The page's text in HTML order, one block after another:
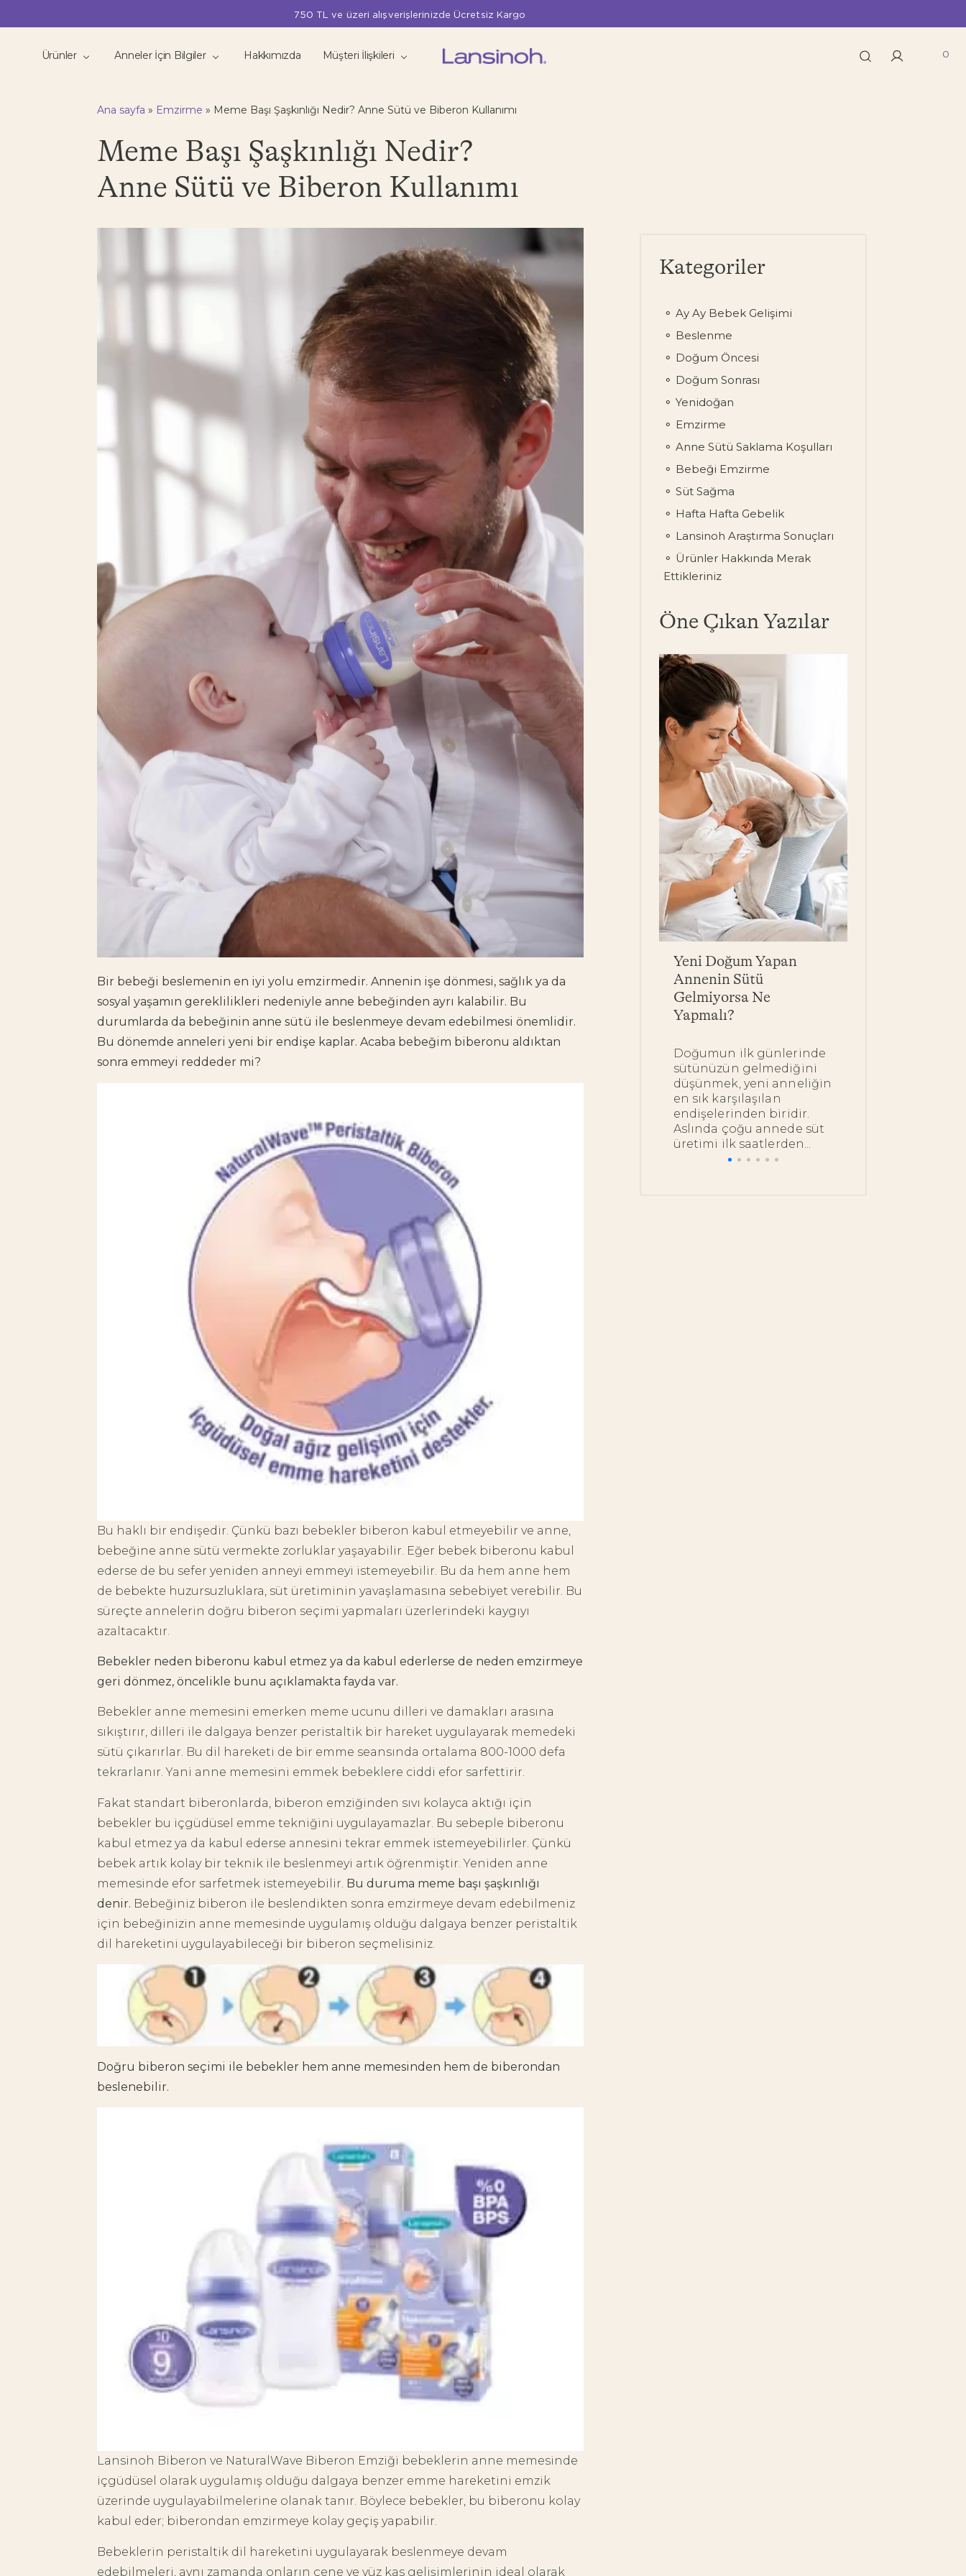
750 TL ve üzeri alışverişlerinizde Ücretsiz Kargo
Ürünler Anneler İçin Bilgiler Hakkımızda Müşteri İlişkileri 0
Ana sayfa » Emzirme » Meme Başı Şaşkınlığı Nedir? Anne Sütü ve Biberon Kullanımı
Meme Başı Şaşkınlığı Nedir?
Anne Sütü ve Biberon Kullanımı
Bir bebeği beslemenin en iyi yolu emzirmedir. Annenin işe dönmesi, sağlık ya da
sosyal yaşamın gereklilikleri nedeniyle anne bebeğinden ayrı kalabilir. Bu
durumlarda da bebeğinin anne sütü ile beslenmeye devam edebilmesi önemlidir.
Bu dönemde anneleri yeni bir endişe kaplar. Acaba bebeğim biberonu aldıktan
sonra emmeyi reddeder mi?
Bu haklı bir endişedir. Çünkü bazı bebekler biberon kabul etmeyebilir ve anne,
bebeğine anne sütü vermekte zorluklar yaşayabilir. Eğer bebek biberonu kabul
ederse de bu sefer yeniden anneyi emmeyi istemeyebilir. Bu da hem anne hem
de bebekte huzursuzluklara, süt üretiminin yavaşlamasına sebebiyet verebilir. Bu
süreçte annelerin doğru biberon seçimi yapmaları üzerlerindeki kaygıyı
azaltacaktır.
Bebekler neden biberonu kabul etmez ya da kabul ederlerse de neden emzirmeye
geri dönmez, öncelikle bunu açıklamakta fayda var.
Bebekler anne memesini emerken meme ucunu dilleri ve damakları arasına
sıkıştırır, dilleri ile dalgaya benzer peristaltik bir hareket uygulayarak memedeki
sütü çıkarırlar. Bu dil hareketi de bir emme seansında ortalama 800-1000 defa
tekrarlanır. Yani anne memesini emmek bebeklere ciddi efor sarfettirir.
Fakat standart biberonlarda, biberon emziğinden sıvı kolayca aktığı için
bebekler bu içgüdüsel emme tekniğini uygulayamazlar. Bu sebeple biberonu
kabul etmez ya da kabul ederse annesini tekrar emmek istemeyebilirler. Çünkü
bebek artık kolay bir teknik ile beslenmeyi artık öğrenmiştir. Yeniden anne
memesinde efor sarfetmek istemeyebilir. Bu duruma meme başı şaşkınlığı
denir. Bebeğiniz biberon ile beslendikten sonra emzirmeye devam edebilmeniz
için bebeğinizin anne memesinde uygulamış olduğu dalgaya benzer peristaltik
dil hareketini uygulayabileceği bir biberon seçmelisiniz.
Doğru biberon seçimi ile bebekler hem anne memesinden hem de biberondan
beslenebilir.
Lansinoh Biberon ve NaturalWave Biberon Emziği bebeklerin anne memesinde
içgüdüsel olarak uygulamış olduğu dalgaya benzer emme hareketini emzik
üzerinde uygulayabilmelerine olanak tanır. Böylece bebekler, bu biberonu kolay
kabul eder; biberondan emzirmeye kolay geçiş yapabilir.
Bebeklerin peristaltik dil hareketini uygulayarak beslenmeye devam
edebilmeleri, aynı zamanda onların çene ve yüz kas gelişimlerinin ideal olarak
Kategoriler
Ay Ay Bebek Gelişimi
Beslenme
Doğum Öncesi
Doğum Sonrası
Yenidoğan
Emzirme
Anne Sütü Saklama Koşulları
Bebeği Emzirme
Süt Sağma
Hafta Hafta Gebelik
Lansinoh Araştırma Sonuçları
Ürünler Hakkında Merak
Ettikleriniz
Öne Çıkan Yazılar
Doula Nedir, Ne Yapar?
Doula Hakkında
Bilinmesi Gerekenler
Doğum yaklaştıkça pek
çok anne adayının
beliriyor: "Bu süreçte
Yeni Doğum Yapan
Annenin Sütü
Gelmiyorsa Ne
Yapmalı?
Doğumun ilk günlerinde
sütünüzün gelmediğini
düşünmek, yeni anneliğin
en sık karşılaşılan
endişelerinden biridir.
Aslında çoğu annede süt
üretimi ilk saatlerden...